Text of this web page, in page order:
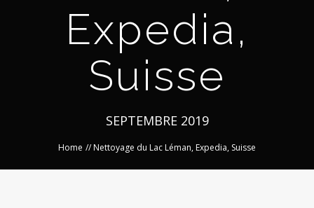
Expedia,
Suisse
SEPTEMBRE 2019
Home //Nettoyage du Lac Léman, Expedia, Suisse